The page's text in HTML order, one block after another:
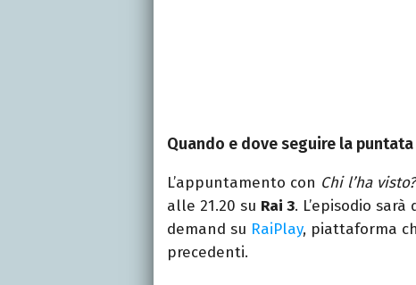
Quando e dove seguire la puntata
L’appuntamento con Chi l’ha visto?
alle 21.20 su Rai 3. L’episodio
demand su RaiPlay, piattaforma
precedenti.